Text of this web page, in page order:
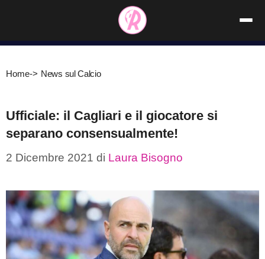
contenuto
Home-> News sul Calcio
Ufficiale: il Cagliari e il giocatore si
separano consensualmente!
2 Dicembre 2021 di Laura Bisogno